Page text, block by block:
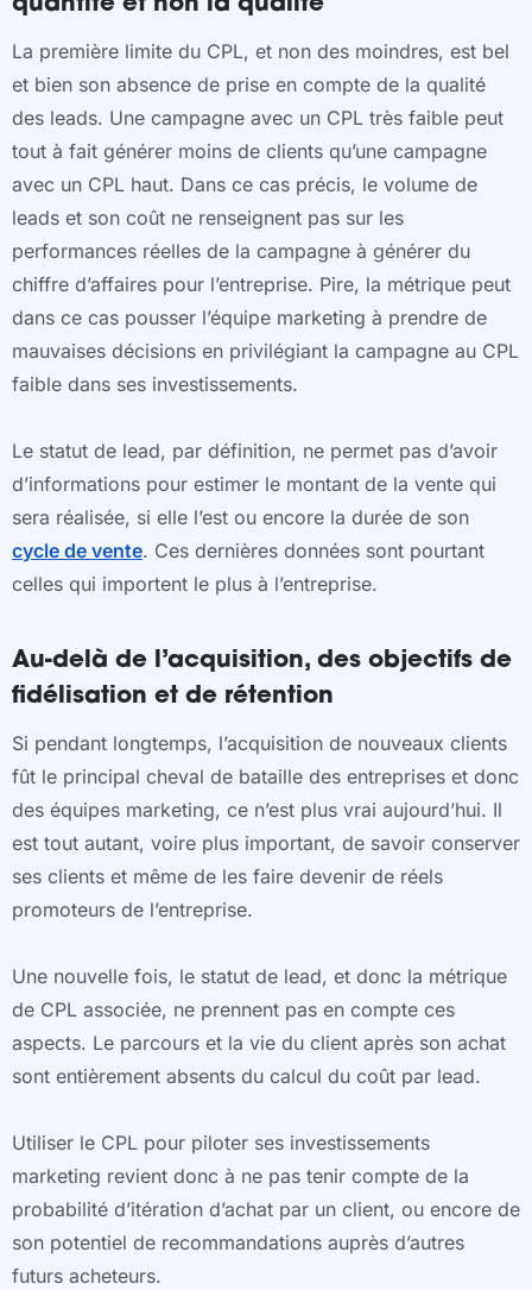
quantité et non la qualité
La première limite du CPL, et non des moindres, est bel
et bien son absence de prise en compte de la qualité
des leads. Une campagne avec un CPL très faible peut
tout à fait générer moins de clients qu’une campagne
avec un CPL haut. Dans ce cas précis, le volume de
leads et son coût ne renseignent pas sur les
performances réelles de la campagne à générer du
chiffre d’affaires pour l’entreprise. Pire, la métrique peut
dans ce cas pousser l’équipe marketing à prendre de
mauvaises décisions en privilégiant la campagne au CPL
faible dans ses investissements.
Le statut de lead, par définition, ne permet pas d’avoir
d’informations pour estimer le montant de la vente qui
sera réalisée, si elle l’est ou encore la durée de son
cycle de vente. Ces dernières données sont pourtant
celles qui importent le plus à l’entreprise.
Au-delà de l’acquisition, des objectifs de
fidélisation et de rétention
Si pendant longtemps, l’acquisition de nouveaux clients
fût le principal cheval de bataille des entreprises et donc
des équipes marketing, ce n’est plus vrai aujourd’hui. Il
est tout autant, voire plus important, de savoir conserver
ses clients et même de les faire devenir de réels
promoteurs de l’entreprise.
Une nouvelle fois, le statut de lead, et donc la métrique
de CPL associée, ne prennent pas en compte ces
aspects. Le parcours et la vie du client après son achat
sont entièrement absents du calcul du coût par lead.
Utiliser le CPL pour piloter ses investissements
marketing revient donc à ne pas tenir compte de la
probabilité d’itération d’achat par un client, ou encore de
son potentiel de recommandations auprès d’autres
futurs acheteurs.